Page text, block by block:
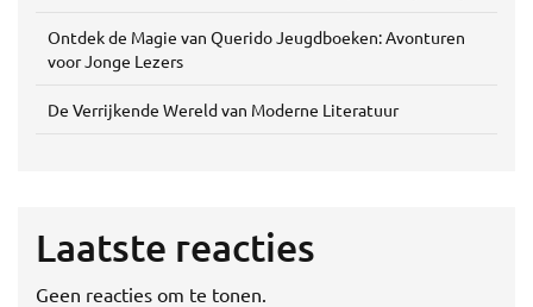
Ontdek de Magie van Querido Jeugdboeken: Avonturen
voor Jonge Lezers
De Verrijkende Wereld van Moderne Literatuur
Laatste reacties
Geen reacties om te tonen.